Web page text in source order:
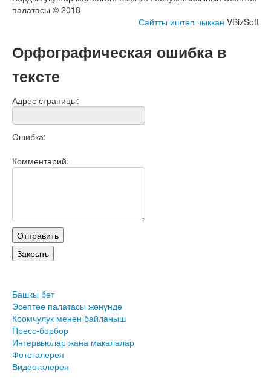
палатасы © 2018
Сайтты иштеп чыккан VBizSoft
Орфографическая ошибка в
тексте
Адрес страницы:
Ошибка:
Комментарий:
Башкы бет
Эсептөө палатасы жөнүндө
Коомчулук менен байланыш
Пресс-борбор
Интервьюлар жана макалалар
Фотогалерея
Видеогалерея